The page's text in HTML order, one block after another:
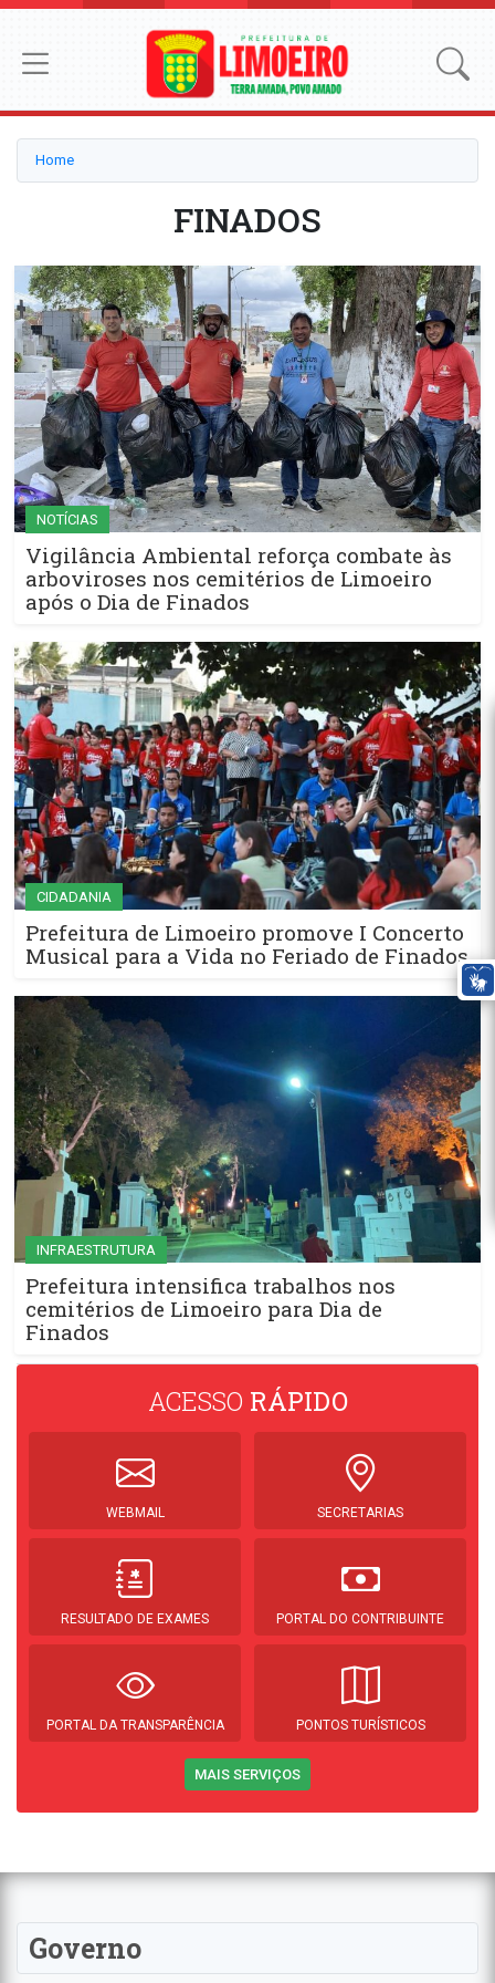
Home
FINADOS
NOTÍCIAS
Vigilância Ambiental reforça combate às
arboviroses nos cemitérios de Limoeiro
após o Dia de Finados
CIDADANIA
Prefeitura de Limoeiro promove I Concerto
Musical para a Vida no Feriado de Finados
INFRAESTRUTURA
Prefeitura intensifica trabalhos nos
cemitérios de Limoeiro para Dia de
Finados
ACESSO RÁPIDO
WEBMAIL SECRETARIAS
RESULTADO DE EXAMES PORTAL DO CONTRIBUINTE
PORTAL DA TRANSPARÊNCIA PONTOS TURÍSTICOS
MAIS SERVIÇOS
Governo